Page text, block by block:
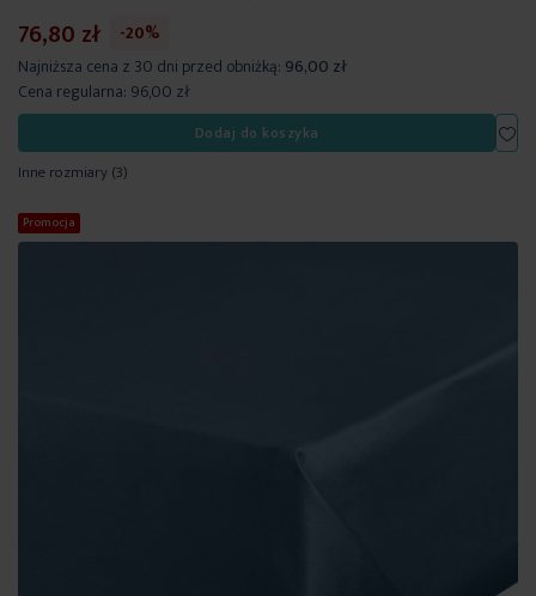
76,80 zł
-20%
Najniższa cena z 30 dni przed obniżką: 96,00 zł
Cena regularna: 96,00 zł
Dodaj do koszyka
Inne rozmiary(3)
Promocja